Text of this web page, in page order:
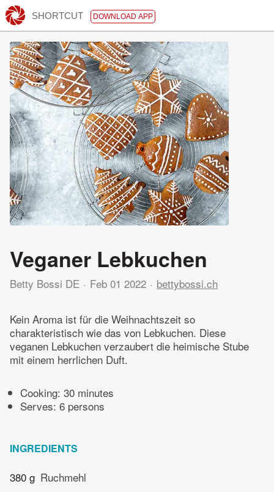
SHORTCUT DOWNLOAD APP
Veganer Lebkuchen
Betty Bossi DE Feb 01 2022 bettybossi.ch
Kein Aroma ist für die Weihnachtszeit so
charakteristisch wie das von Lebkuchen. Diese
veganen Lebkuchen verzaubert die heimische Stube
mit einem herrlichen Duft.
Cooking: 30 minutes
Serves: 6 persons
INGREDIENTS
380 g Ruchmehl